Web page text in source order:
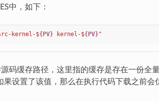
中，如下：
kernel-${PV} kernel-${PV}"
源码缓存路径，这里指的缓存是存在一份全
果设置了该值，那么在执行代码下载之前会